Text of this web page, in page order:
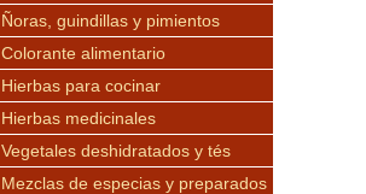
Ñoras, guindillas y pimientos
Colorante alimentario
Hierbas para cocinar
Hierbas medicinales
Vegetales deshidratados y tés
Mezclas de especias y preparados